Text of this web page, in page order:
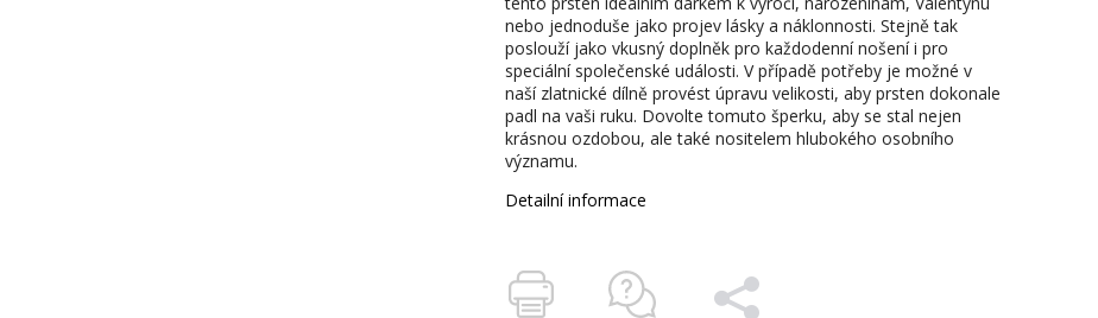
nebo jednoduše jako projev lásky a náklonnosti. Stejně tak
poslouží jako vkusný doplněk pro každodenní nošení i pro
speciální společenské události. V případě potřeby je možné v
naší zlatnické dílně provést úpravu velikosti, aby prsten dokonale
padl na vaši ruku. Dovolte tomuto šperku, aby se stal nejen
krásnou ozdobou, ale také nositelem hlubokého osobního
významu.
Detailní informace